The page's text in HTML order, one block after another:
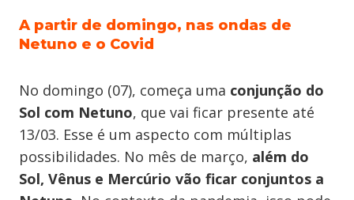
A partir de domingo, nas ondas de
Netuno e o Covid
No domingo (07), começa uma conjunção do
Sol com Netuno, que vai ficar presente até
13/03. Esse é um aspecto com múltiplas
possibilidades. No mês de março, além do
Sol, Vênus e Mercúrio vão ficar conjuntos a